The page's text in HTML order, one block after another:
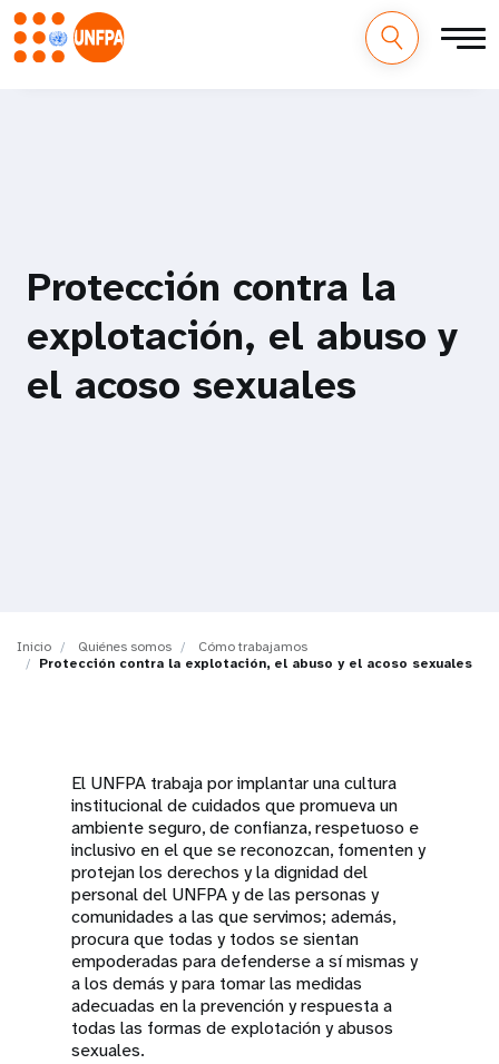
o
Protección contra la
explotación, el abuso y
el acoso sexuales
Inicio Quiénes somos
Cómo trabajamos
Protección contra la explotación, el abuso y el acoso sexuales
El UNFPA trabaja por implantar una cultura
institucional de cuidados que promueva un
ambiente seguro, de confianza, respetuoso e
inclusivo en el que se reconozcan, fomenten y
protejan los derechos y la dignidad del
personal del UNFPA y de las personas y
comunidades a las que servimos; además,
procura que todas y todos se sientan
empoderadas para defenderse a sí mismas y
a los demás y para tomar las medidas
adecuadas en la prevención y respuesta a
todas las formas de explotación y abusos
sexuales.